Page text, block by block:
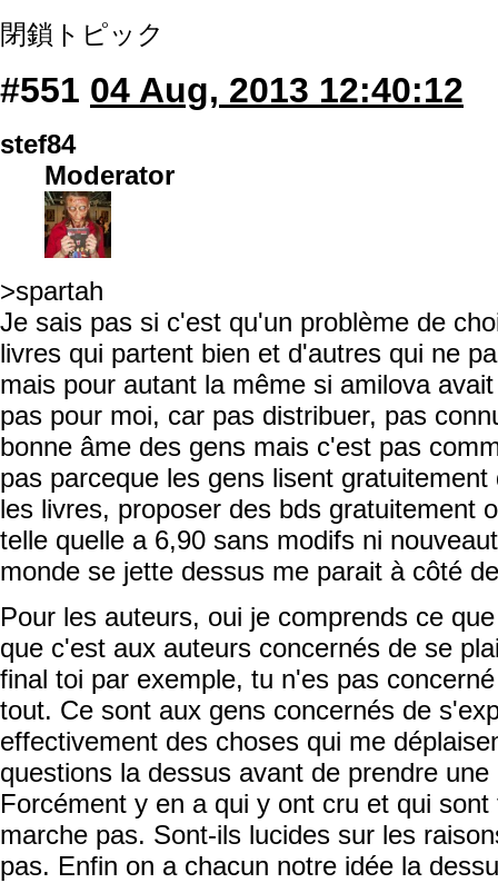
閉鎖トピック
#551 04 Aug, 2013 12:40:12
stef84
Moderator
>spartah
Je sais pas si c'est qu'un problème de
livres qui partent bien et d'autres qui ne
mais pour autant la même si amilova
pas pour moi, car pas distribuer, pas
bonne âme des gens mais c'est pas
pas parceque les gens lisent
les livres, proposer des bds gratuitement
telle quelle a 6,90 sans modifs ni
monde se jette dessus me parait à côté
Pour les auteurs, oui je comprends ce
que c'est aux auteurs concernés de se
final toi par exemple, tu n'es pas
tout. Ce sont aux gens concernés de
effectivement des choses qui me
questions la dessus avant de prendre
Forcément y en a qui y ont cru et qui
marche pas. Sont-ils lucides sur les
pas. Enfin on a chacun notre idée la